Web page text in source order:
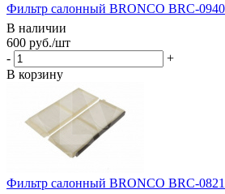
Фильтр салонный BRONCO BRC-0940
В наличии
600 руб./шт
-
+
В корзину
Фильтр салонный BRONCO BRC-